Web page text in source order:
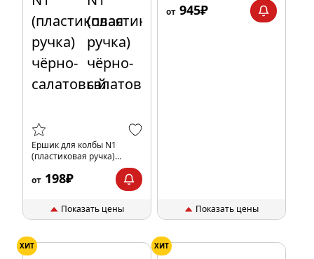
Ершик для колбы N1
(пластиковая ручка)
от 198₽
Показать цены
от 945₽
Показать цены
ХИТ ХИТ